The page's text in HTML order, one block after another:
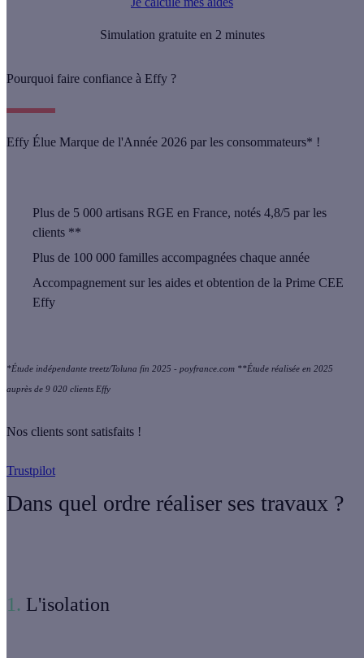
Simulation gratuite en 2 minutes
Pourquoi faire confiance à Effy ?
Effy Élue Marque de l'Année 2026 par les consommateurs* !
Plus de 5 000 artisans RGE en France, notés 4,8/5 par les
clients **
Plus de 100 000 familles accompagnées chaque année
Accompagnement sur les aides et obtention de la Prime CEE
Effy
*Étude indépendante treetz/Toluna fin 2025 - poyfrance.com **Étude réalisée en 2025
auprès de 9 020 clients Effy
Nos clients sont satisfaits !
Trustpilot
Dans quel ordre réaliser ses travaux ?
1. L'isolation